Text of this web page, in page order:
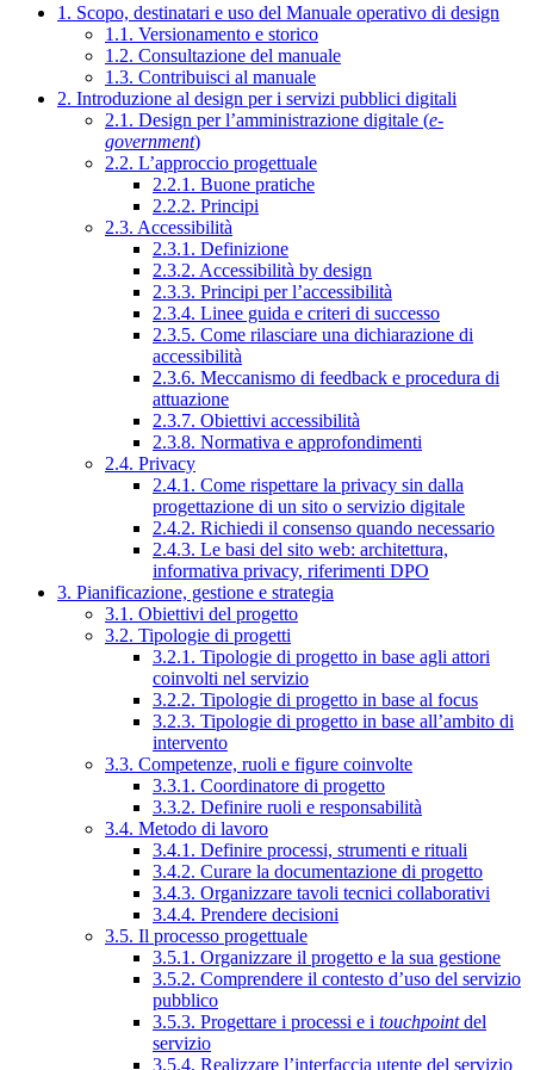
1. Scopo, destinatari e uso del Manuale operativo di design
1.1. Versionamento e storico
1.2. Consultazione del manuale
1.3. Contribuisci al manuale
2. Introduzione al design per i servizi pubblici digitali
2.1. Design per l’amministrazione digitale (e-
government)
2.2. L’approccio progettuale
2.2.1. Buone pratiche
2.2.2. Principi
2.3. Accessibilità
2.3.1. Definizione
2.3.2. Accessibilità by design
2.3.3. Principi per l’accessibilità
2.3.4. Linee guida e criteri di successo
2.3.5. Come rilasciare una dichiarazione di
accessibilità
2.3.6. Meccanismo di feedback e procedura di
attuazione
2.3.7. Obiettivi accessibilità
2.3.8. Normativa e approfondimenti
2.4. Privacy
2.4.1. Come rispettare la privacy sin dalla
progettazione di un sito o servizio digitale
2.4.2. Richiedi il consenso quando necessario
2.4.3. Le basi del sito web: architettura,
informativa privacy, riferimenti DPO
3. Pianificazione, gestione e strategia
3.1. Obiettivi del progetto
3.2. Tipologie di progetti
3.2.1. Tipologie di progetto in base agli attori
coinvolti nel servizio
3.2.2. Tipologie di progetto in base al focus
3.2.3. Tipologie di progetto in base all’ambito di
intervento
3.3. Competenze, ruoli e figure coinvolte
3.3.1. Coordinatore di progetto
3.3.2. Definire ruoli e responsabilità
3.4. Metodo di lavoro
3.4.1. Definire processi, strumenti e rituali
3.4.2. Curare la documentazione di progetto
3.4.3. Organizzare tavoli tecnici collaborativi
3.4.4. Prendere decisioni
3.5. Il processo progettuale
3.5.1. Organizzare il progetto e la sua gestione
3.5.2. Comprendere il contesto d’uso del servizio
pubblico
3.5.3. Progettare i processi e i touchpointdel
servizio
3.5.4. Realizzare l’interfaccia utente del servizio